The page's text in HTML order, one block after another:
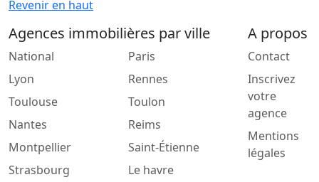
Revenir en haut
Agences immobilières par ville
National
Lyon
Toulouse
Nantes
Montpellier
Strasbourg
Paris
Rennes
Toulon
Reims
Saint-Étienne
Le havre
A propos
Contact
Inscrivez
votre
agence
Mentions
légales